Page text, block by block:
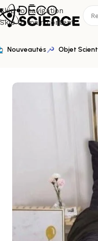
Skip to navigation
Skip to main content
Nouveautés Objet